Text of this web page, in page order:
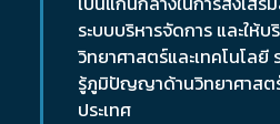
ระบบบริหารจัดการ และให้
วิทยาศาสตร์และเทคโนโล
รู้ภูมิปัญญาด้านวิทยาศาสต
ประเทศ